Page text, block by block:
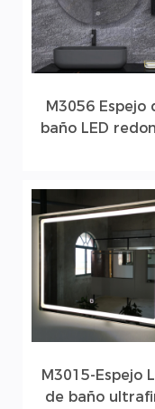
M3056 Espejo
baño LED
M3015-Espejo
de baño